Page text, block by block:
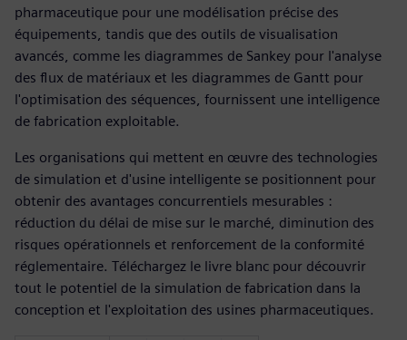
pharmaceutique pour une modélisation précise des
équipements, tandis que des outils de visualisation
avancés, comme les diagrammes de Sankey pour l'analyse
des flux de matériaux et les diagrammes de Gantt pour
l'optimisation des séquences, fournissent une intelligence
de fabrication exploitable.
Les organisations qui mettent en œuvre des technologies
de simulation et d'usine intelligente se positionnent pour
obtenir des avantages concurrentiels mesurables :
réduction du délai de mise sur le marché, diminution des
risques opérationnels et renforcement de la conformité
réglementaire. Téléchargez le livre blanc pour découvrir
tout le potentiel de la simulation de fabrication dans la
conception et l'exploitation des usines pharmaceutiques.